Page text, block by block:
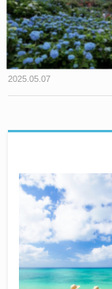
2025.05.07